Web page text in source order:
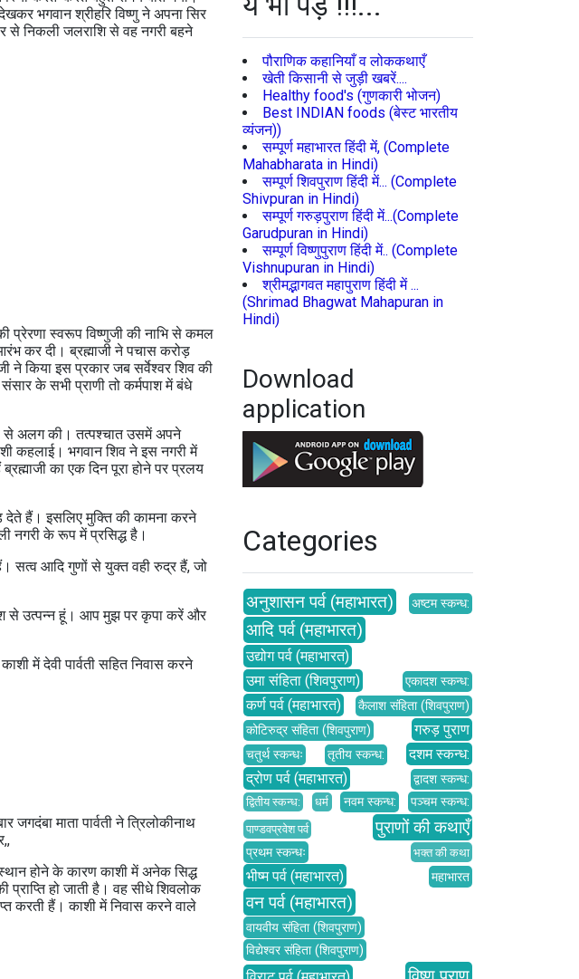
भगवान श्रीहरि विष्णु ने अपना सिर
से निकली जलराशि से वह नगरी बहने
प्रेरणा स्वरूप विष्णुजी की नाभि से कमल
कर दी। ब्रह्माजी ने पचास करोड़
ने किया इस प्रकार जब सर्वेश्वर शिव की
के सभी प्राणी तो कर्मपाश में बंधे
से अलग की। तत्पश्चात उसमें अपने
कहलाई। भगवान शिव ने इस नगरी में
का एक दिन पूरा होने पर प्रलय
हैं। इसलिए मुक्ति की कामना करने
नगरी के रूप में प्रसिद्ध है।
सत्व आदि गुणों से युक्त वही रुद्र हैं, जो
से उत्पन्न हूं। आप मुझ पर कृपा करें और
में देवी पार्वती सहित निवास करने
जगदंबा माता पार्वती ने त्रिलोकीनाथ
होने के कारण काशी में अनेक सिद्ध
हो जाती है। वह सीधे शिवलोक
करती हैं। काशी में निवास करने वाले
पौराणिक कहानियाँ व लोककथाएँ
खेती किसानी से जुड़ी खबरें....
Healthy food's (गुणकारी भोजन)
Best INDIAN foods (बेस्ट भारतीय
व्यंजन))
सम्पूर्ण महाभारत हिंदी में, (Complete
Mahabharata in Hindi)
सम्पूर्ण शिवपुराण हिंदी में... (Complete
Shivpuran in Hindi)
सम्पूर्ण गरुड़पुराण हिंदी में...(Complete
Garudpuran in Hindi)
सम्पूर्ण विष्णुपुराण हिंदी में.. (Complete
Vishnupuran in Hindi)
श्रीमद्भागवत महापुराण हिंदी में ...
(Shrimad Bhagwat Mahapuran in
Hindi)
Download
application
Categories
अनुशासन पर्व (महाभारत) अष्टम स्कन्ध:
आदि पर्व (महाभारत)
उद्योग पर्व (महाभारत)
उमा संहिता (शिवपुराण)
एकादश स्कन्ध:
कर्ण पर्व (महाभारत)
कैलाश संहिता (शिवपुराण)
कोटिरुद्र संहिता (शिवपुराण)
गरुड़ पुराण
चतुर्थ स्कन्धः तृतीय स्कन्ध:
दशम स्कन्ध:
द्रोण पर्व (महाभारत)
द्वादश स्कन्ध:
द्वितीय स्कन्ध: धर्म नवम स्कन्ध: पञ्चम स्कन्ध:
पाण्डवप्रवेश पर्व पुराणों की कथाएँ
प्रथम स्कन्धः भक्त की कथा
भीष्म पर्व (महाभारत) महाभारत
वन पर्व (महाभारत)
वायवीय संहिता (शिवपुराण)
विद्येश्वर संहिता (शिवपुराण)